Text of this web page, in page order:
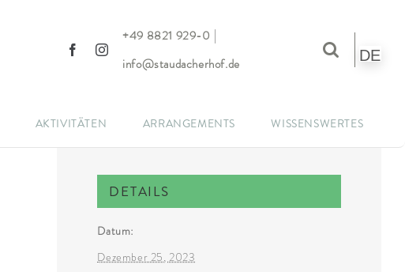
+49 8821 929-0
info@staudacherhof.de DE
AKTIVITÄTEN ARRANGEMENTS WISSENSWERTES
DETAILS
Datum:
Dezember 25, 2023